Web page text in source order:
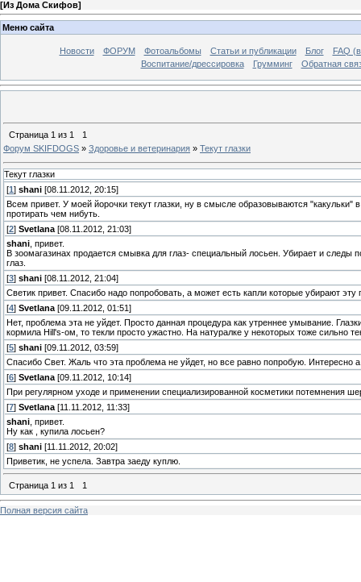
[Из Дома Скифов]
Меню сайта
Новости ФОРУМ Фотоальбомы Статьи и публикации Блог
FAQ
Воспитание/дрессировка
Грумминг Обратная
Страница 1 из 1
1
Форум SKIFDOGS » Здоровье и ветеринария » Текут глазки
Текут глазки
[1] shani [08.11.2012, 20:15]
Всем привет. У моей йорочки текут глазки, ну в смысле образовываются
протирать чем нибуть.
[2] Svetlana [08.11.2012, 21:03]
shani , привет.
В зоомагазинах продается смывка для глаз- специальный лосьен. Убирает и
глаз.
[3] shani [08.11.2012, 21:04]
Светик привет. Спасибо надо попробовать, а может есть капли которые убирают
[4] Svetlana [09.11.2012, 01:51]
Нет, проблема эта не уйдет. Просто данная процедура как утреннее умывание.
кормила Hill's-ом, то текли просто ужастно. На натуралке у некоторых тоже сильно
[5] shani [09.11.2012, 03:59]
Спасибо Свет. Жаль что эта проблема не уйдет, но все равно попробую. Интересно
[6] Svetlana [09.11.2012, 10:14]
При регулярном уходе и применении специализированной косметики потемнения
[7] Svetlana [11.11.2012, 11:33]
shani , привет.
Ну как , купила лосьен?
[8] shani [11.11.2012, 20:02]
Приветик, не успела. Завтра заеду куплю.
Страница 1 из 1 1
Полная версия сайта